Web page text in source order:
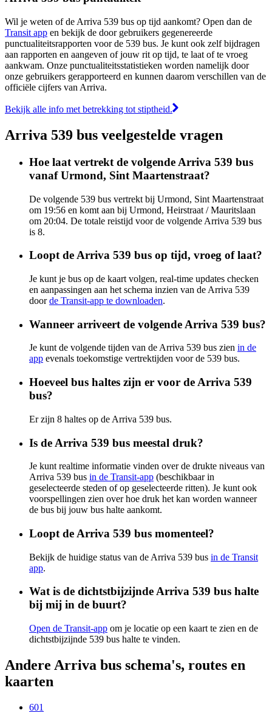
Wil je weten of de Arriva 539 bus op tijd aankomt? Open dan de
Transit app en bekijk de door gebruikers gegenereerde
punctualiteitsrapporten voor de 539 bus. Je kunt ook zelf bijdragen
aan rapporten en aangeven of jouw rit op tijd, te laat of te vroeg
aankwam. Onze punctualiteitsstatistieken worden namelijk door
onze gebruikers gerapporteerd en kunnen daarom verschillen van de
officiële cijfers van Arriva.
Bekijk alle info met betrekking tot stiptheid.
Arriva 539 bus veelgestelde vragen
Hoe laat vertrekt de volgende Arriva 539 bus
vanaf Urmond, Sint Maartenstraat?
De volgende 539 bus vertrekt bij Urmond, Sint Maartenstraat
om 19:56 en komt aan bij Urmond, Heirstraat / Mauritslaan
om 20:04. De totale reistijd voor de volgende Arriva 539 bus
is 8.
Loopt de Arriva 539 bus op tijd, vroeg of laat?
Je kunt je bus op de kaart volgen, real-time updates checken
en aanpassingen aan het schema inzien van de Arriva 539
doorde Transit-app te downloaden.
Wanneer arriveert de volgende Arriva 539 bus?
Je kunt de volgende tijden van de Arriva 539 bus zien in de
app evenals toekomstige vertrektijden voor de 539 bus.
Hoeveel bus haltes zijn er voor de Arriva 539
bus?
Er zijn 8 haltes op de Arriva 539 bus.
Is de Arriva 539 bus meestal druk?
Je kunt realtime informatie vinden over de drukte niveaus van
Arriva 539 bus in de Transit-app (beschikbaar in
geselecteerde steden of op geselecteerde ritten). Je kunt ook
voorspellingen zien over hoe druk het kan worden wanneer
de bus bij jouw bus halte aankomt.
Loopt de Arriva 539 bus momenteel?
Bekijk de huidige status van de Arriva 539 bus in de Transit
app.
Wat is de dichtstbijzijnde Arriva 539 bus halte
bij mij in de buurt?
Open de Transit-app om je locatie op een kaart te zien en de
dichtstbijzijnde 539 bus halte te vinden.
Andere Arriva bus schema's, routes en
kaarten
601